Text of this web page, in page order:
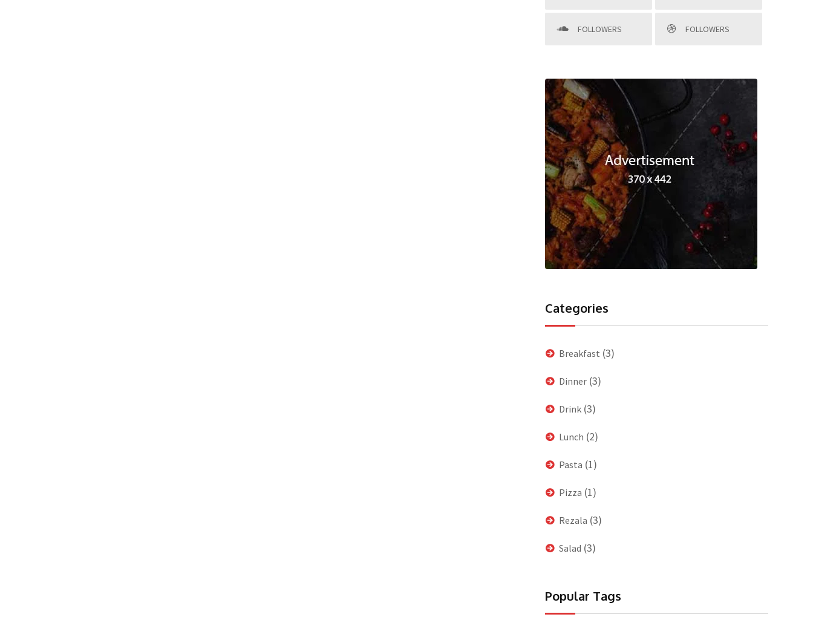
FOLLOWERS FOLLOWERS
Categories
Breakfast (3)
Dinner(3)
Drink(3)
Lunch (2)
Pasta (1)
Pizza (1)
Rezala (3)
Salad (3)
Popular Tags